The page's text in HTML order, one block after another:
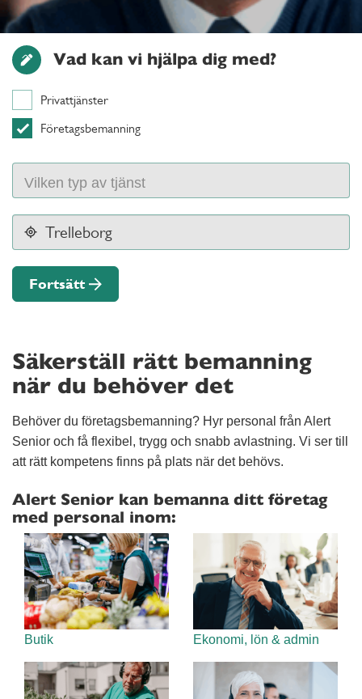
Vad kan vi hjälpa dig med?
Privattjänster
Företagsbemanning
Fortsätt
Säkerställ rätt bemanning
när du behöver det
Behöver du företagsbemanning? Hyr personal från Alert
Senior och få flexibel, trygg och snabb avlastning. Vi ser till
att rätt kompetens finns på plats när det behövs.
Alert Senior kan bemanna ditt företag
med personal inom:
Butik Ekonomi, lön & admin